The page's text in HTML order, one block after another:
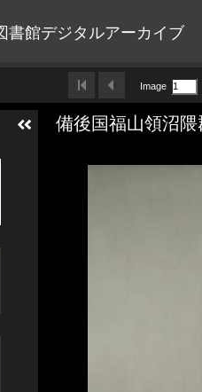
書館デジタルアーカイブ